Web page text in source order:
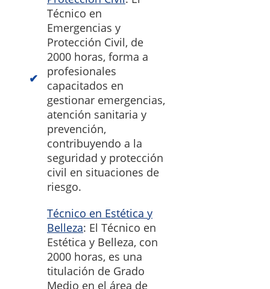
Técnico en
Emergencias y
Protección Civil, de
2000 horas, forma a
profesionales
capacitados en
gestionar emergencias,
atención sanitaria y
prevención,
contribuyendo a la
seguridad y protección
civil en situaciones de
riesgo.
Técnico en Estética y
Belleza: El Técnico en
Estética y Belleza, con
2000 horas, es una
titulación de Grado
Medio en el área de